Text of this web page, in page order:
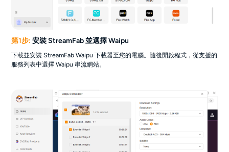
第1步: 安裝 StreamFab 並選擇 Waipu
下載並安裝 StreamFab Waipu 下載器至您的電腦。隨後開啟程式，從支援的
服務列表中選擇 Waipu 串流網站。